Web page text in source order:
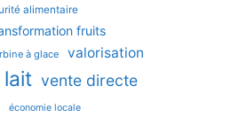
alimentaire
fruits
à glace valorisation
vente directe
économie locale